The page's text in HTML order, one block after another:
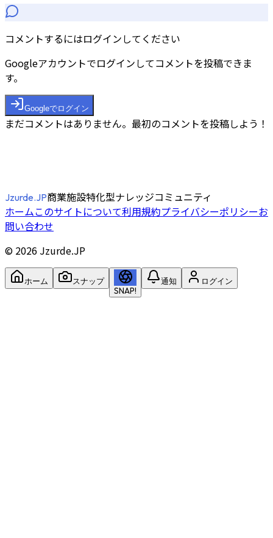
コメントするにはログインしてください
Googleアカウントでログインしてコメントを投稿できま
す。
Googleでログイン
まだコメントはありません。最初のコメントを投稿しよう！
Jzurde.JP商業施設特化型ナレッジコミュニティ
ホームこのサイトについて利用規約プライバシーポリシーお
問い合わせ
© 2026 Jzurde.JP
ホーム スナップ
SNAP!
通知 ログイン